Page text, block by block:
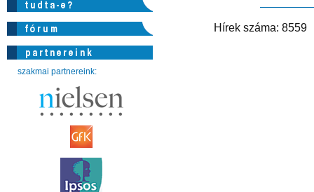
szakmai partnereink:
Hírek száma: